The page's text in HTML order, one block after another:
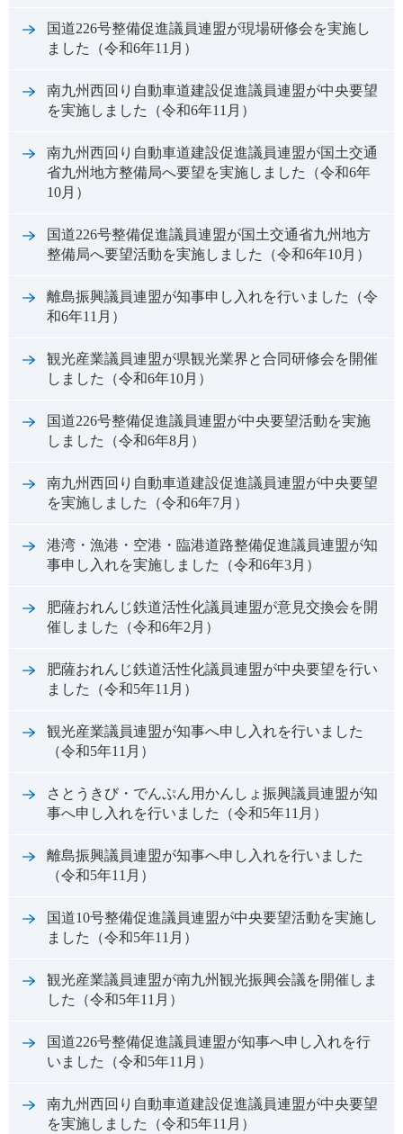
国道226号整備促進議員連盟が現場研修会を実施し
ました（令和6年11月）
南九州西回り自動車道建設促進議員連盟が中央要望
を実施しました（令和6年11月）
南九州西回り自動車道建設促進議員連盟が国土交通
省九州地方整備局へ要望を実施しました（令和6年
10月）
国道226号整備促進議員連盟が国土交通省九州地方
整備局へ要望活動を実施しました（令和6年10月）
離島振興議員連盟が知事申し入れを行いました（令
和6年11月）
観光産業議員連盟が県観光業界と合同研修会を開催
しました（令和6年10月）
国道226号整備促進議員連盟が中央要望活動を実施
しました（令和6年8月）
南九州西回り自動車道建設促進議員連盟が中央要望
を実施しました（令和6年7月）
港湾・漁港・空港・臨港道路整備促進議員連盟が知
事申し入れを実施しました（令和6年3月）
肥薩おれんじ鉄道活性化議員連盟が意見交換会を開
催しました（令和6年2月）
肥薩おれんじ鉄道活性化議員連盟が中央要望を行い
ました（令和5年11月）
観光産業議員連盟が知事へ申し入れを行いました
（令和5年11月）
さとうきび・でんぷん用かんしょ振興議員連盟が知
事へ申し入れを行いました（令和5年11月）
離島振興議員連盟が知事へ申し入れを行いました
（令和5年11月）
国道10号整備促進議員連盟が中央要望活動を実施し
ました（令和5年11月）
観光産業議員連盟が南九州観光振興会議を開催しま
した（令和5年11月）
国道226号整備促進議員連盟が知事へ申し入れを行
いました（令和5年11月）
南九州西回り自動車道建設促進議員連盟が中央要望
を実施しました（令和5年11月）